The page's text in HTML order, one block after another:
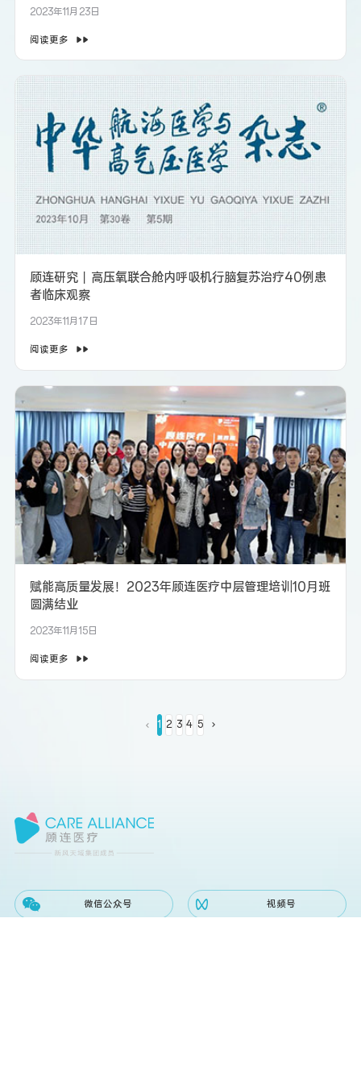
2023年11月23日
阅读更多
顾连研究丨高压氧联合舱内呼吸机行脑复苏治疗40例患
者临床观察
2023年11月17日
阅读更多
赋能高质量发展！2023年顾连医疗中层管理培训10月班
圆满结业
2023年11月15日
阅读更多
1 2 3 4 5
微信公众号 视频号